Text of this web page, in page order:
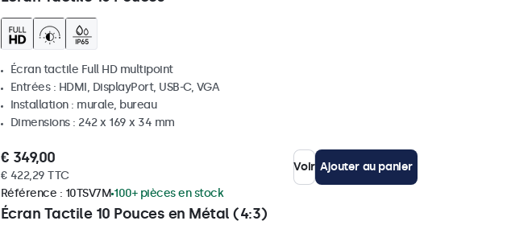
Écran tactile Full HD multipoint
Entrées : HDMI, DisplayPort, USB-C, VGA
Installation : murale, bureau
Dimensions : 242 x 169 x 34 mm
€ 349,00
€ 422,29 TTC
Voir Ajouter au panier
Écran Tactile 10 Pouces en Métal (4:3)
Référence : 10TSV7M 100+ pièces en stock